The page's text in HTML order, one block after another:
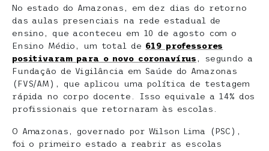
No estado do Amazonas, em dez dias do retorno
das aulas presenciais na rede estadual de
ensino, que aconteceu em 10 de agosto com o
Ensino Médio, um total de 619 professores
positivaram para o novo coronavírus , segundo a
Fundação de Vigilância em Saúde do Amazonas
(FVS/AM), que aplicou uma política de testagem
rápida no corpo docente. Isso equivale a 14% dos
profissionais que retornaram às escolas.
O Amazonas, governado por Wilson Lima (PSC),
foi o primeiro estado a reabrir as escolas